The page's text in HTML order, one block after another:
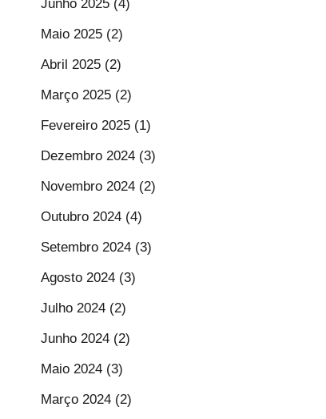
Junho 2025 (4)
Maio 2025 (2)
Abril 2025 (2)
Março 2025 (2)
Fevereiro 2025 (1)
Dezembro 2024 (3)
Novembro 2024 (2)
Outubro 2024 (4)
Setembro 2024 (3)
Agosto 2024 (3)
Julho 2024 (2)
Junho 2024 (2)
Maio 2024 (3)
Março 2024 (2)